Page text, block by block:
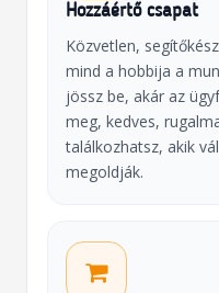
Hozzáértő csapat
Közvetlen,
mind a hobbija a
jössz be, akár az
meg, kedves,
találkozhatsz, akik
megoldják.